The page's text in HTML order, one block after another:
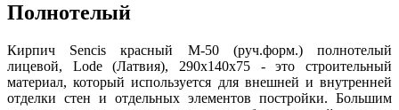
Полнотелый
Кирпич Sencis красный М-50 (руч.форм.) полнотелый
лицевой, Lode (Латвия), 290х140х75 - это строительный
материал, который используется для внешней и внутренней
отделки стен и отдельных элементов постройки. Большим